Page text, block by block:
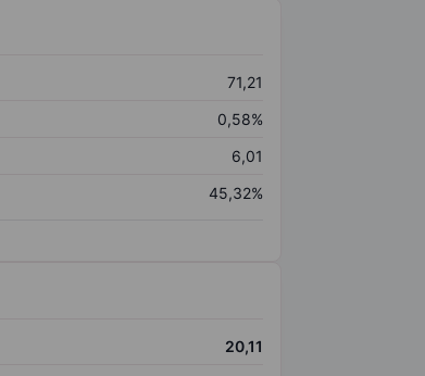
71,21
0,58%
6,01
45,32%
20,11